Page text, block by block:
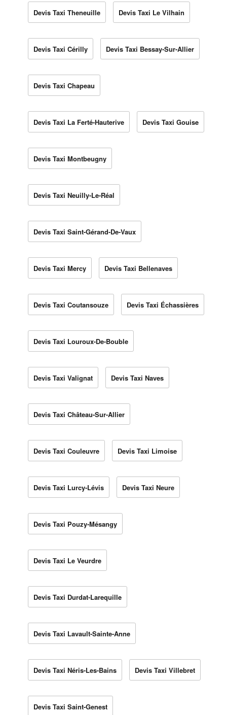
Devis Taxi Theneuille Devis Taxi Le Vilhain
Devis Taxi Cérilly Devis Taxi Bessay-Sur-Allier
Devis Taxi Chapeau
Devis Taxi La Ferté-Hauterive Devis Taxi Gouise
Devis Taxi Montbeugny
Devis Taxi Neuilly-Le-Réal
Devis Taxi Saint-Gérand-De-Vaux
Devis Taxi Mercy Devis Taxi Bellenaves
Devis Taxi Coutansouze Devis Taxi Échassières
Devis Taxi Louroux-De-Bouble
Devis Taxi Valignat Devis Taxi Naves
Devis Taxi Château-Sur-Allier
Devis Taxi Couleuvre Devis Taxi Limoise
Devis Taxi Lurcy-Lévis Devis Taxi Neure
Devis Taxi Pouzy-Mésangy
Devis Taxi Le Veurdre
Devis Taxi Durdat-Larequille
Devis Taxi Lavault-Sainte-Anne
Devis Taxi Néris-Les-Bains Devis Taxi Villebret
Devis Taxi Saint-Genest